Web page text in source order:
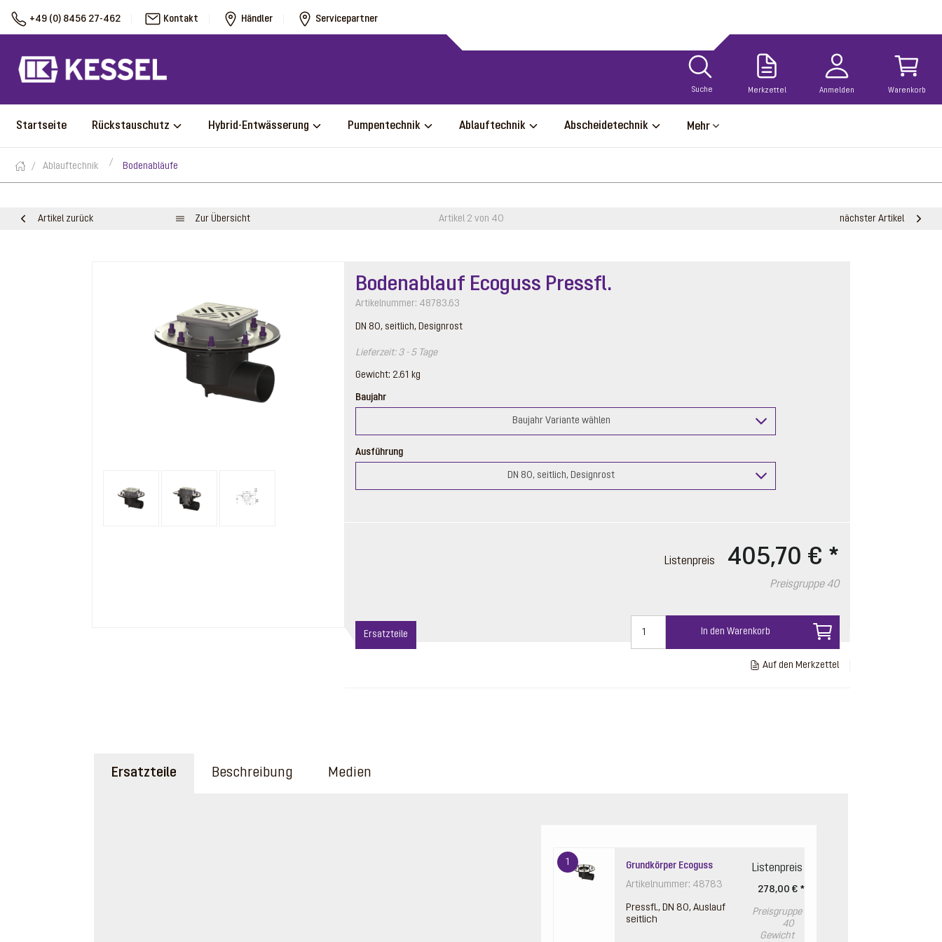
+49 (0) 8456 27-462 Kontakt Händler Servicepartner
Suche Merkzettel Anmelden Warenkorb
Startseite Rückstauschutz Hybrid-Entwässerung Pumpentechnik Ablauftechnik Abscheidetechnik Mehr
Ablauftechnik Bodenabläufe
Artikel zurück Zur Übersicht Artikel 2 von 40 nächster Artikel
Bodenablauf Ecoguss Pressfl.
Artikelnummer: 48783.63
DN 80, seitlich, Designrost
Lieferzeit: 3 - 5 Tage
Gewicht: 2.61 kg
Ausführung
DN 80, seitlich, Designrost
Baujahr
Baujahr Variante wählen
Listenpreis 405,70 € *
Preisgruppe 40
Ersatzteile In den Warenkorb
Auf den Merkzettel
Ersatzteile Beschreibung Medien
1
Grundkörper Ecoguss
Artikelnummer: 48783
Pressfl., DN 80, Auslauf
seitlich
Listenpreis
278,00 € *
Preisgruppe
40
Gewicht